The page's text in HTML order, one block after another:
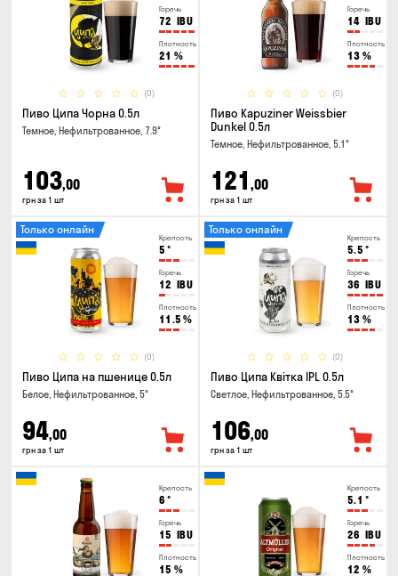
Горечь
72 IBU
Плотность
21 %
(0)
Пиво Ципа Чорна 0.5л
Темное, Нефильтрованное, 7.9°
103,00
грн за 1 шт
Горечь
14 IBU
Плотность
13 %
(0)
Пиво Kapuziner Weissbier
Dunkel 0.5л
Темное, Нефильтрованное, 5.1°
121 ,00
грн за 1 шт
Крепость
5 °
Горечь
12 IBU
Плотность
11.5 %
(0)
Только онлайн
Пиво Ципа на пшенице 0.5л
Белое, Нефильтрованное, 5°
94,00
грн за 1 шт
Крепость
5.5 °
Горечь
36 IBU
Плотность
13 %
(0)
Только онлайн
Пиво Ципа Квітка IPL 0.5л
Светлое, Нефильтрованное, 5.5°
106,00
грн за 1 шт
Крепость
6 °
Горечь
15 IBU
Плотность
15 %
Крепость
5.1 °
Горечь
26 IBU
Плотность
12 %